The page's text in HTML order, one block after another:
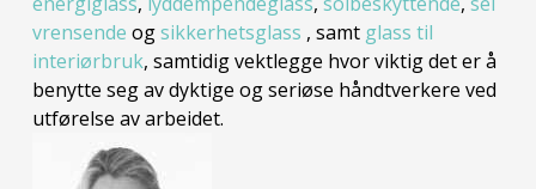
vrensende ogsikkerhetsglass , samt glass til
interiørbruk, samtidig vektlegge hvor viktig det er å
benytte seg av dyktige og seriøse håndtverkere ved
utførelse av arbeidet.